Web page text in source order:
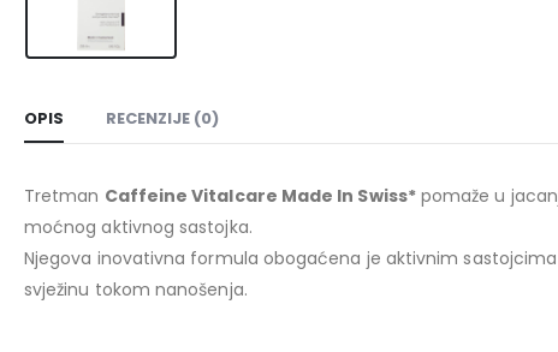
OPIS RECENZIJE (0)
Tretman Caffeine Vitalcare Made In Swiss*pomaže u
moćnog aktivnog sastojka.
Njegova inovativna formula obogaćena je aktivnim
svježinu tokom nanošenja.